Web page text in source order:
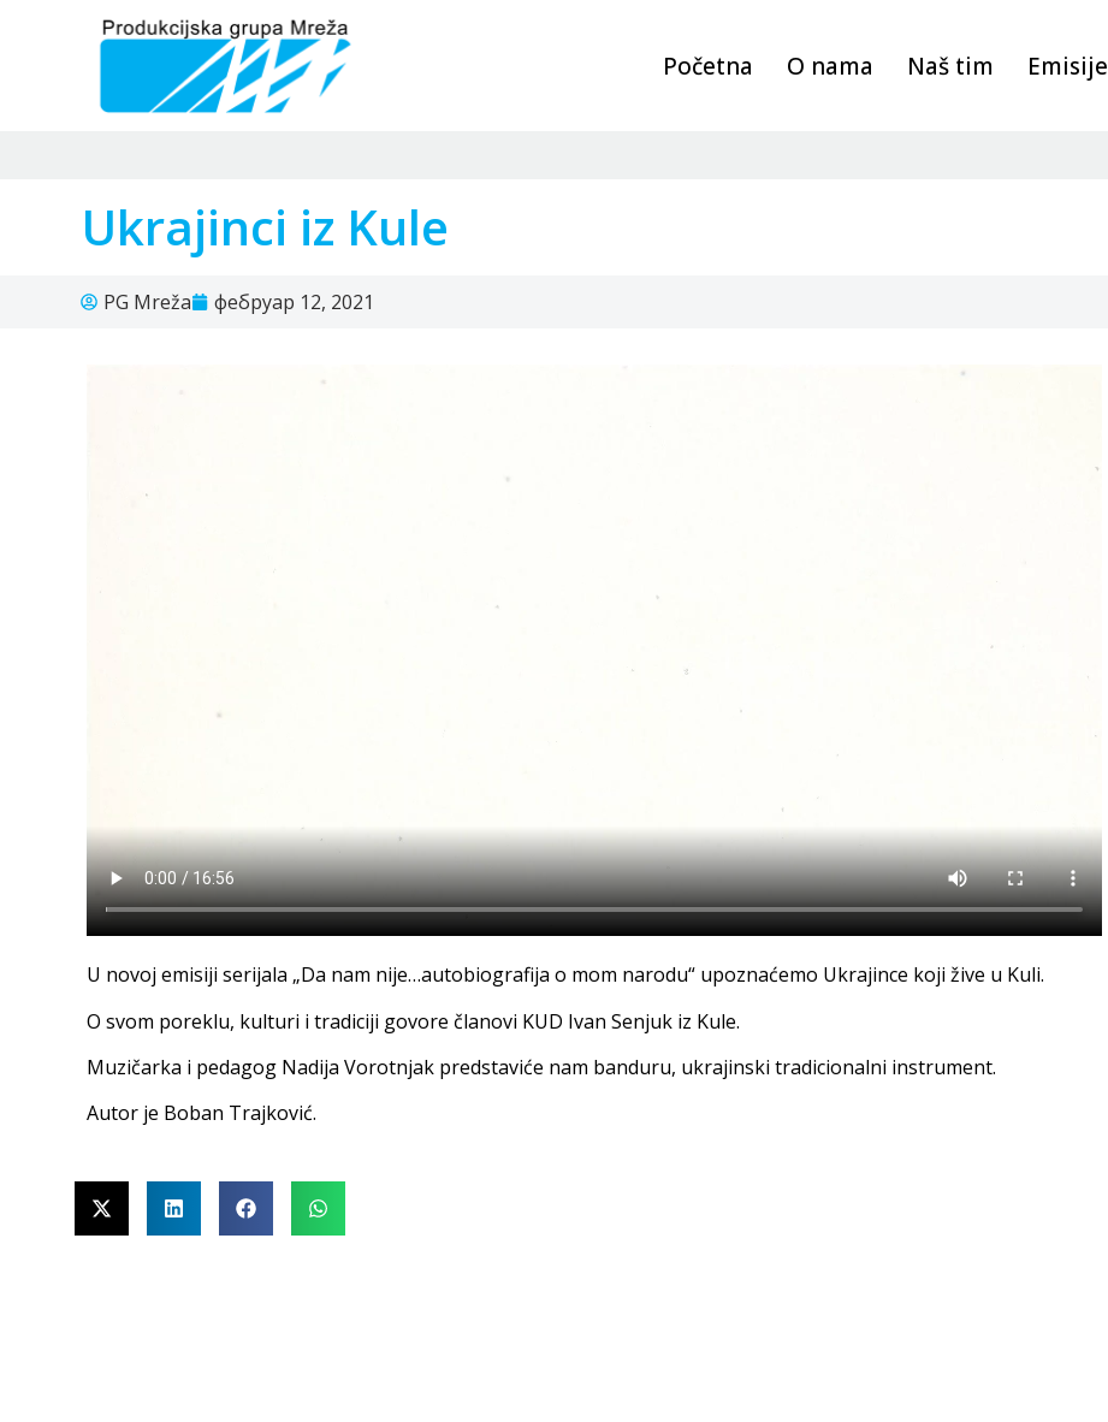
Početna O nama Naš tim Emisije
Ukrajinci iz Kule
PG Mreža фебруар 12, 2021
U novoj emisiji serijala „Da nam nije…autobiografija o mom narodu“ upoznaćemo Ukrajince koji žive u Kuli.
O svom poreklu, kulturi i tradiciji govore članovi KUD Ivan Senjuk iz Kule.
Muzičarka i pedagog Nadija Vorotnjak predstaviće nam banduru, ukrajinski tradicionalni instrument.
Autor je Boban Trajković.